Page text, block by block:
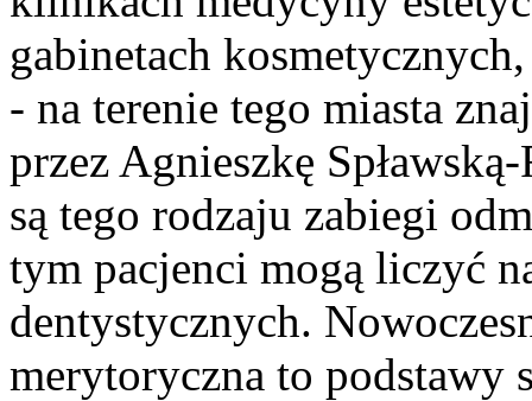
gabinetach
- na terenie tego miasta
przez Agnieszkę
są tego rodzaju zabiegi
tym pacjenci mogą liczyć
dentystycznych.
merytoryczna to podstawy